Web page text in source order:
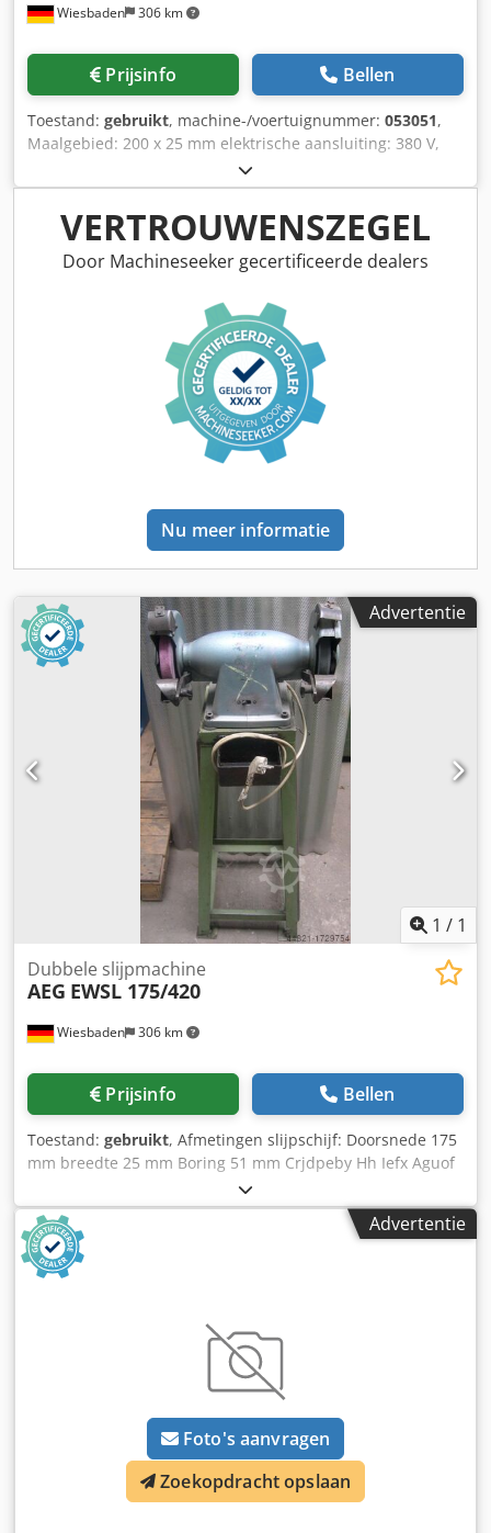
Wiesbaden 306 km
Prijsinfo Bellen
Toestand: gebruikt, machine-/voertuignummer: 053051,
Maalgebied: 200 x 25 mm elektrische aansluiting: 380 V,
0,5 kW ruimte nodig: 550 x 450 x 1100 mm gewicht: 95 kg
Crsdpfx Agjbfp Ixsusf
VERTROUWENSZEGEL
Door Machineseeker gecertificeerde dealers
Nu meer informatie
Advertentie
1 / 1
Wiesbaden 306 km
Dubbele slijpmachine
AEG EWSL 175/420
Prijsinfo Bellen
Toestand: gebruikt, Afmetingen slijpschijf: Doorsnede 175
mm breedte 25 mm Boring 51 mm Crjdpeby Hh Iefx Aguof
elektrische aansluiting: wisselstroom 220 V, 420 W kW
Ruimtebehoefte: 400 x 400 x 1140 mm Gewicht: 33 kg
Advertentie
Foto's aanvragen
Zoekopdracht opslaan